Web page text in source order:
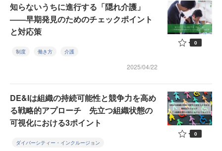
知らないうちに進行する「隠れ介護」
——早期発見のためのチェックポイント
と対応策
制度 働き方 介護
2025/04/22
0
DE&Iは組織の持続可能性と競争力を高め
る戦略的アプローチ 先立つ組織状態の
可視化における3ポイント
ダイバーシティー・インクルージョン
0